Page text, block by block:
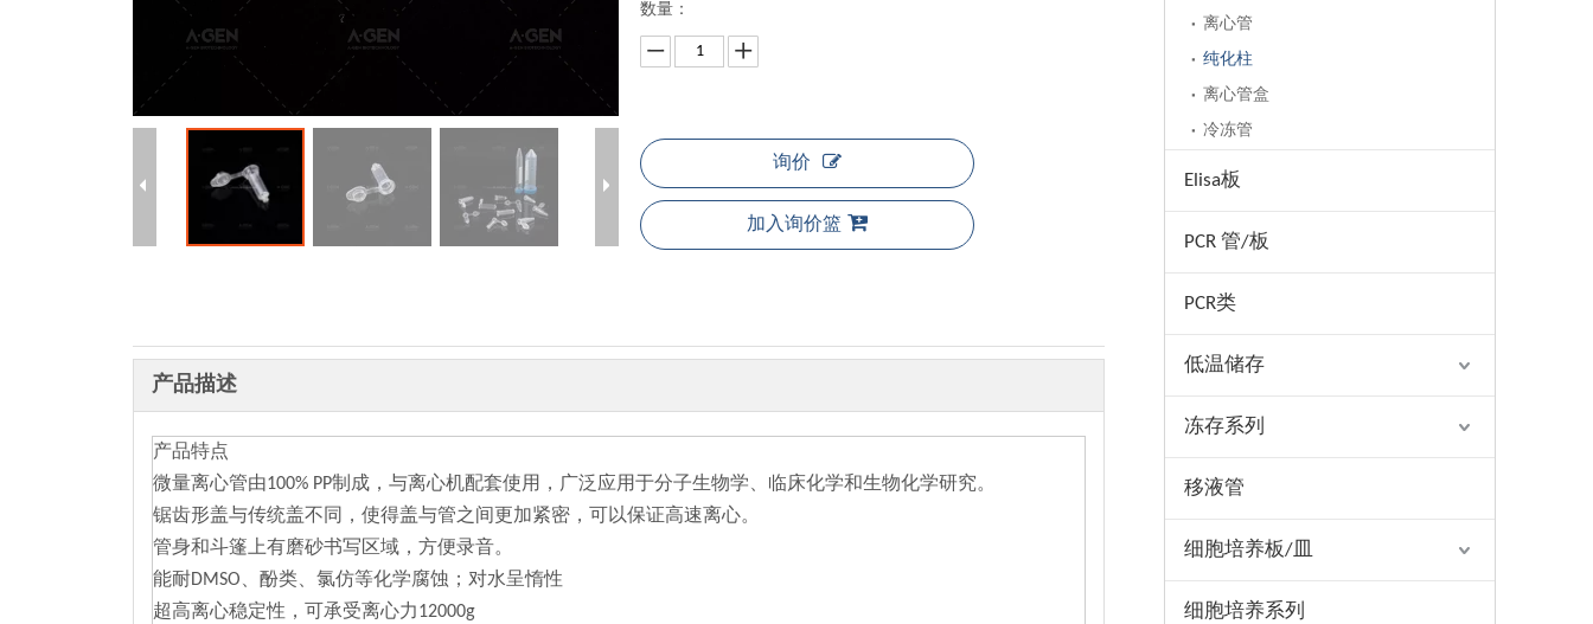
数量：
询价
加入询价篮
产品描述
产品特点
微量离心管由100% PP制成，与离心机配套使用，广泛应用于分子生物学、临床化学和生物化学研究。
锯齿形盖与传统盖不同，使得盖与管之间更加紧密，可以保证高速离心。
管身和斗篷上有磨砂书写区域，方便录音。
能耐DMSO、酚类、氯仿等化学腐蚀；对水呈惰性
超高离心稳定性，可承受离心力12000g
离心管
纯化柱
离心管盒
冷冻管
Elisa板
PCR 管/板
PCR类
低温储存
冻存系列
移液管
细胞培养板/皿
细胞培养系列